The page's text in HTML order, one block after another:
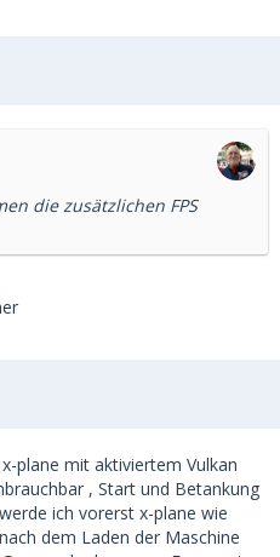
die zusätzlichen FPS
plane mit aktiviertem Vulkan
, Start und Betankung
ich vorerst x-plane wie
dem Laden der Maschine